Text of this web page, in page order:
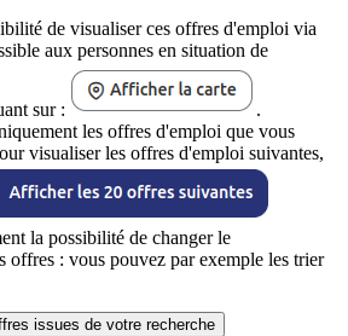
de visualiser ces offres d'emploi via
aux personnes en situation de
sur :
.
les offres d'emploi que vous
visualiser les offres d'emploi suivantes,
la possibilité de changer le
offres : vous pouvez par exemple les trier
issues de votre recherche